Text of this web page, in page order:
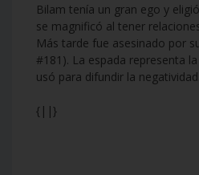
Bilam tenía un gran ego y
se magnificó al tener
Más tarde fue asesinado por
#181). La espada representa
usó para difundir la negatividad.
{||}